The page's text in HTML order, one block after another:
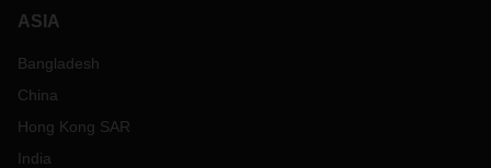
ASIA
Bangladesh
China
Hong Kong SAR
India